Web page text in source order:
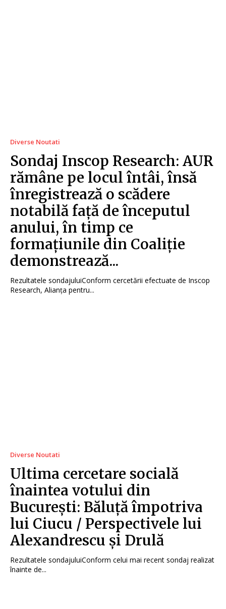
Diverse Noutati
Sondaj Inscop Research: AUR
rămâne pe locul întâi, însă
înregistrează o scădere
notabilă față de începutul
anului, în timp ce
formațiunile din Coaliție
demonstrează...
Rezultatele sondajuluiConform cercetării efectuate de Inscop
Research, Alianța pentru...
Diverse Noutati
Ultima cercetare socială
înaintea votului din
București: Băluță împotriva
lui Ciucu / Perspectivele lui
Alexandrescu și Drulă
Rezultatele sondajuluiConform celui mai recent sondaj realizat
înainte de...